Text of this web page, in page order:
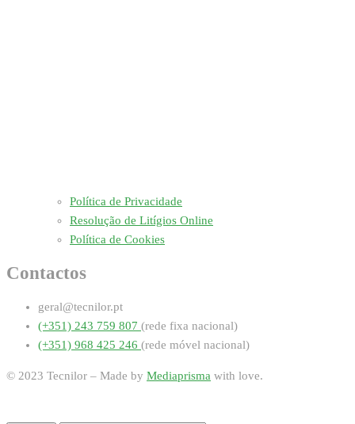
Política de Privacidade
Resolução de Litígios Online
Política de Cookies
Contactos
geral@tecnilor.pt
(+351) 243 759 807 (rede fixa nacional)
(+351) 968 425 246 (rede móvel nacional)
© 2023 Tecnilor – Made by Mediaprisma with love.